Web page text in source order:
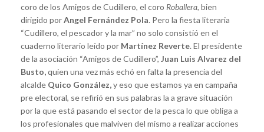
coro de los Amigos de Cudillero, el coro Roballera, bien
dirigido porAngel Fernández Pola. Pero la fiesta literaria
“Cudillero, el pescador y la mar” no solo consistió en el
cuaderno literario leído por Martínez Reverte. El presidente
de la asociación “Amigos de Cudillero”, Juan Luis Alvarez del
Busto,quien una vez más echó en falta la presencia del
alcalde Quico González,y eso que estamos ya en campaña
pre electoral, se refirió en sus palabras la a grave situación
por la que está pasando el sector de la pesca lo que obliga a
los profesionales que malviven del mismo a realizar acciones